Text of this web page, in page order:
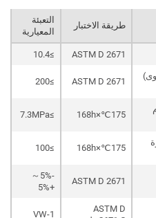
طريقة الاختبار
التعبئة
المعيارية
ASTM D 2671
≥10.4
ASTM D 2671
≥200
175℃×168h
≥7.3MPa
175℃×168h
≥100
ASTM D 2671
-5%～
+5%
ASTM D
VW-1